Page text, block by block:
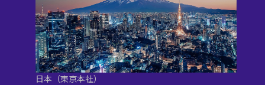
日本（東京本社）